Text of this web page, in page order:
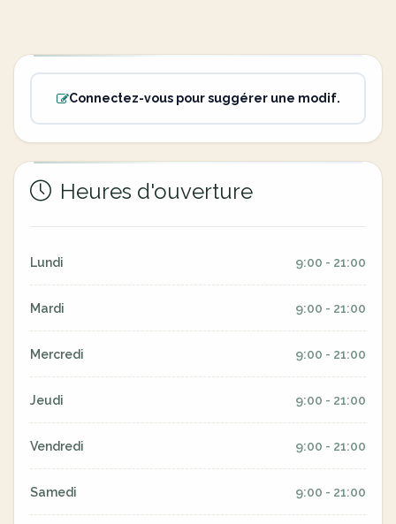
Connectez-vous pour suggérer une modif.
Heures d'ouverture
Lundi 9:00 - 21:00
Mardi 9:00 - 21:00
Mercredi 9:00 - 21:00
Jeudi 9:00 - 21:00
Vendredi 9:00 - 21:00
Samedi 9:00 - 21:00